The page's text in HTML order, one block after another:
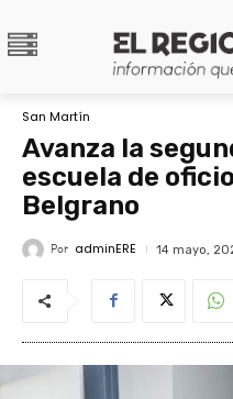
San Martín
Avanza la
escuela de
Belgrano
Por adminERE 14 mayo,